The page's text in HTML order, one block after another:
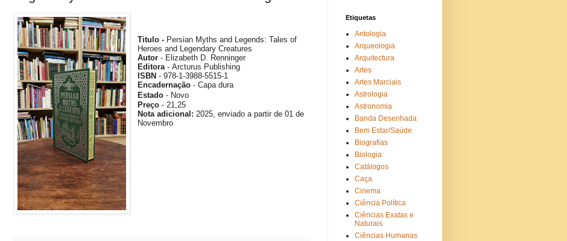
Titulo - Persian Myths and Legends: Tales of
Heroes and Legendary Creatures
Autor - Elizabeth D. Renninger
Editora - Arcturus Publishing
ISBN -978-1-3988-5515-1
Encadernação - Capa dura
Estado - Novo
Preço - 21,25
Notaadicional : 2025 , enviado a partir de 01 de
Novembro
Etiquetas
Antologia
Arqueologia
Arquitectura
Artes
Artes Marciais
Astrologia
Astronomia
Banda Desenhada
Bem Estar/Saúde
Biografias
Biologia
Catálogos
Caça
Cinema
Ciência Política
Ciências Exatas e
Naturais
Ciências Humanas